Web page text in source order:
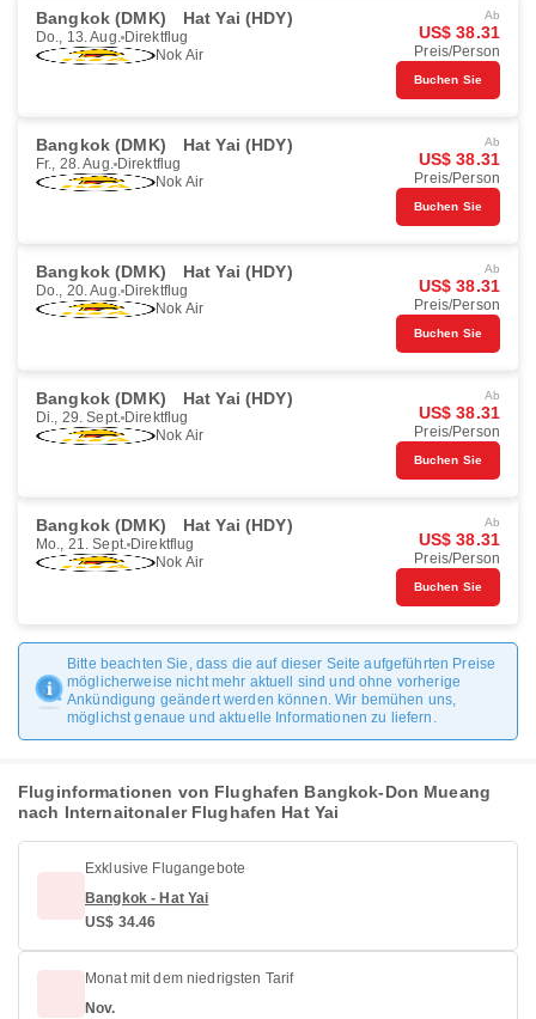
Bangkok (DMK) Hat Yai (HDY)
Do., 13. Aug. Direktflug
Nok Air
Ab
US$ 38.31
Preis/Person
Buchen Sie
Bangkok (DMK) Hat Yai (HDY)
Fr., 28. Aug. Direktflug
Nok Air
Ab
US$ 38.31
Preis/Person
Buchen Sie
Bangkok (DMK) Hat Yai (HDY)
Do., 20. Aug. Direktflug
Nok Air
Ab
US$ 38.31
Preis/Person
Buchen Sie
Bangkok (DMK) Hat Yai (HDY)
Di., 29. Sept. Direktflug
Nok Air
Ab
US$ 38.31
Preis/Person
Buchen Sie
Bangkok (DMK) Hat Yai (HDY)
Mo., 21. Sept. Direktflug
Nok Air
Ab
US$ 38.31
Preis/Person
Buchen Sie
Bitte beachten Sie, dass die auf dieser Seite aufgeführten Preise
möglicherweise nicht mehr aktuell sind und ohne vorherige
Ankündigung geändert werden können. Wir bemühen uns,
möglichst genaue und aktuelle Informationen zu liefern.
Fluginformationen von Flughafen Bangkok-Don Mueang
nach Internaitonaler Flughafen Hat Yai
Exklusive Flugangebote
Bangkok - Hat Yai
US$ 34.46
Monat mit dem niedrigsten Tarif
Nov.